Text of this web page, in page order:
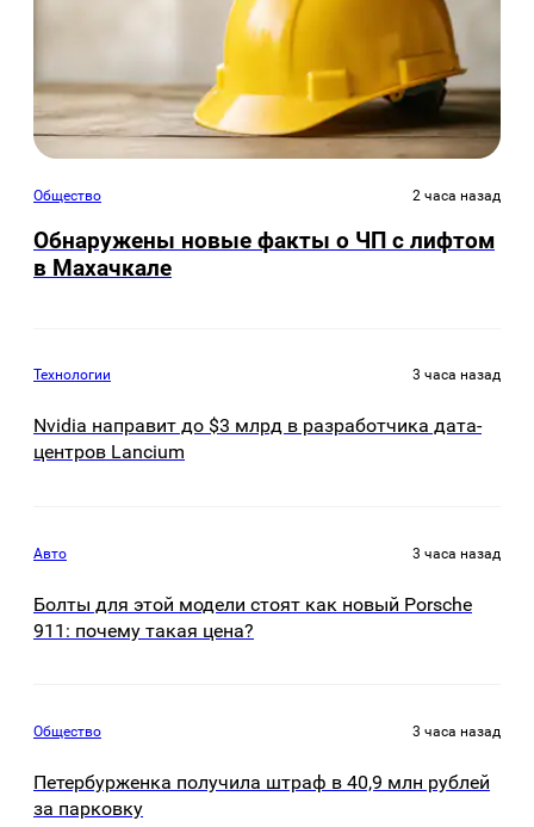
Общество 2 часа назад
Обнаружены новые факты о ЧП с лифтом
в Махачкале
Технологии 3 часа назад
Nvidia направит до $3 млрд в разработчика дата-
центров Lancium
Авто 3 часа назад
Болты для этой модели стоят как новый Porsche
911: почему такая цена?
Общество 3 часа назад
Петербурженка получила штраф в 40,9 млн рублей
за парковку